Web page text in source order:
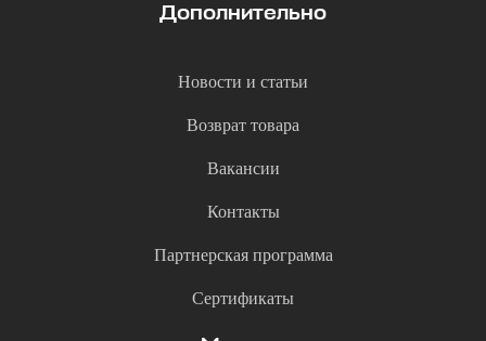
Дополнительно
Новости и статьи
Возврат товара
Вакансии
Контакты
Партнерская программа
Сертификаты